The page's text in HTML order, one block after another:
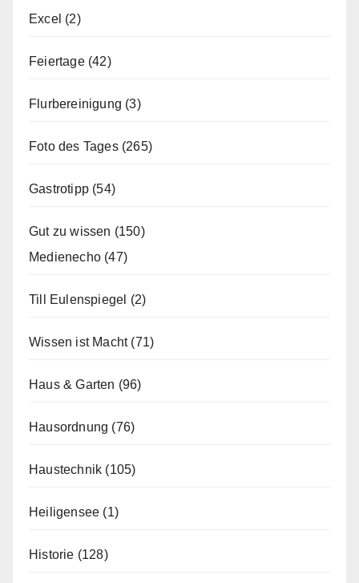
Excel (2)
Feiertage(42)
Flurbereinigung (3)
Foto des Tages(265)
Gastrotipp (54)
Gut zu wissen (150)
Medienecho (47)
Till Eulenspiegel (2)
Wissen ist Macht(71)
Haus & Garten (96)
Hausordnung (76)
Haustechnik (105)
Heiligensee (1)
Historie (128)